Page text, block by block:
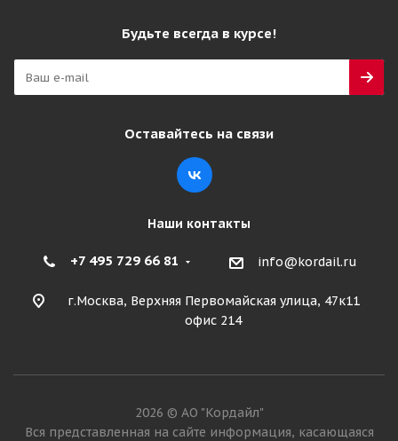
Будьте всегда в курсе!
Оставайтесь на связи
Наши контакты
+7 495 729 66 81 info@kordail.ru
г.Москва, Верхняя Первомайская улица, 47к11
офис 214
2026 © АО "Кордайл"
Вся представленная на сайте информация, касающаяся